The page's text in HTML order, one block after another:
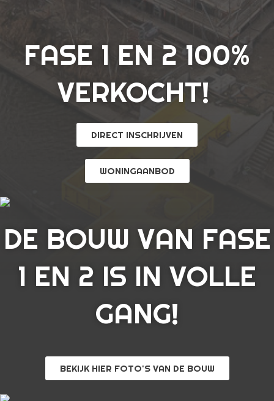
FASE 1 EN 2 100%
VERKOCHT!
DIRECT INSCHRIJVEN
WONINGAANBOD
DE BOUW VAN FASE
1 EN 2 IS IN VOLLE
GANG!
BEKIJK HIER FOTO'S VAN DE BOUW